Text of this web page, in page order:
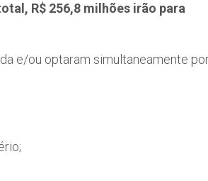
R$ 256,8 milhões irão para
e/ou optaram simultaneamente